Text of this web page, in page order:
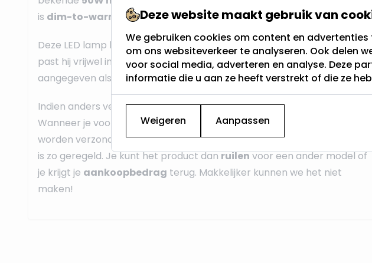
is dim-to-warm, , om het ingewikkeld te maken, 2700 tot 2200 Kelvin.
Deze LED lamp beschikt over eenGU10 fitting. Door zijn afmetingen
past hij vrijwel in alle armaturen., zijn maatvoering wordt ook wel
aangegeven als MR16.
Indien anders vermeld is deze lamp gewoon bij onsop voorraad
Wanneer je voor
16.00 uur besteld zal het product
worden verzonden. Bevalt het toch niet? Geen probleem, terug sturen
is zo geregeld. Je kunt het product danruilenvoor een ander model of
je krijgt je aankoopbedrag terug. Makkelijker kunnen we het niet
maken!
Deze website maakt gebruik van
We gebruiken cookies om content en
om ons websiteverkeer te analyseren. Ook delen
voor social media, adverteren en analyse. Deze
informatie die u aan ze heeft verstrekt of die ze
Weigeren Aanpassen